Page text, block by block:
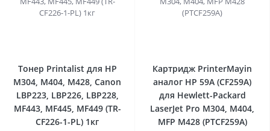
Тонер Printalist для HP
M304, M404, M428, Canon
LBP223, LBP226, LBP228,
MF443, MF445, MF449 (TR-
CF226-1-PL) 1кг
Картридж PrinterMayin
аналог HP 59A (CF259A)
для Hewlett-Packard
LaserJet Pro M304, M404,
MFP M428 (PTCF259A)